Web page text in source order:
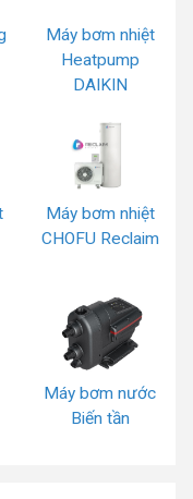
Máy bơm nhiệt
Heatpump
DAIKIN
Máy bơm nhiệt
CHOFU Reclaim
Máy bơm nước
Biến tần